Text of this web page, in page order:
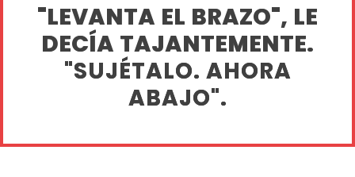
"LEVANTA EL BRAZO", LE
DECÍA TAJANTEMENTE.
"SUJÉTALO. AHORA
ABAJO".